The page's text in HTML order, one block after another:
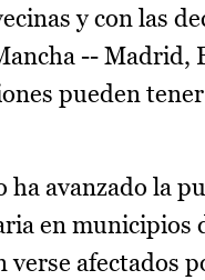
y con las
-- Madrid,
pueden
avanzado la
en
afectados